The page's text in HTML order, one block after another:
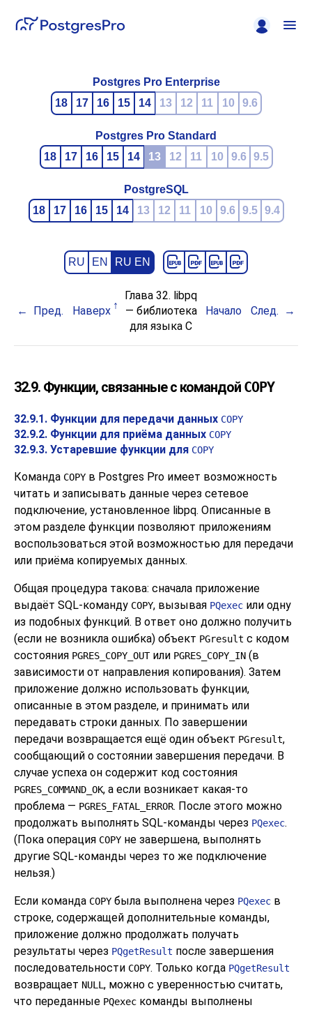
Postgres Pro Enterprise
18
17 16 15 14 13 12 11 10 9.6
Postgres Pro Standard
18
17 16 15 14 13 12 11 10 9.6 9.5
PostgreSQL
18
17 16 15 14 13 12 11 10 9.6 9.5 9.4
RU EN RU EN
Пред. Наверх
Глава 32. libpq
— библиотека
для языка C
Начало След.
32.9. Функции, связанные с командой COPY
32.9.1. Функции для передачи данных COPY
32.9.2. Функции для приёма данных COPY
32.9.3. Устаревшие функции для COPY
Команда COPY в Postgres Pro имеет возможность
читать и записывать данные через сетевое
подключение, установленное libpq. Описанные в
этом разделе функции позволяют приложениям
воспользоваться этой возможностью для передачи
или приёма копируемых данных.
Общая процедура такова: сначала приложение
выдаёт SQL-команду COPY, вызывая PQexec или одну
из подобных функций. В ответ оно должно получить
(если не возникла ошибка) объект PGresult с кодом
состояния PGRES_COPY_OUTили PGRES_COPY_IN (в
зависимости от направления копирования). Затем
приложение должно использовать функции,
описанные в этом разделе, и принимать или
передавать строки данных. По завершении
передачи возвращается ещё один объект PGresult,
сообщающий о состоянии завершения передачи. В
случае успеха он содержит код состояния
PGRES_COMMAND_OK, а если возникает какая-то
проблема — PGRES_FATAL_ERROR. После этого можно
продолжать выполнять SQL-команды через PQexec.
(Пока операция COPY не завершена, выполнять
другие SQL-команды через то же подключение
нельзя.)
Если команда COPY была выполнена через PQexec в
строке, содержащей дополнительные команды,
приложение должно продолжать получать
результаты через PQgetResult после завершения
последовательности COPY. Только когда PQgetResult
возвращает NULL , можно с уверенностью считать,
что переданные PQexec команды выполнены